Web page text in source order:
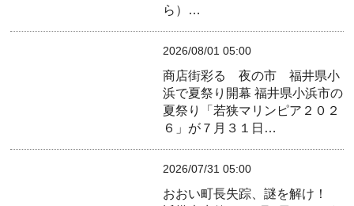
ら）…
2026/08/01 05:00
商店街彩る 夜の市 福井県小
浜で夏祭り開幕 福井県小浜市の
夏祭り「若狭マリンピア２０２
６」が７月３１日…
2026/07/31 05:00
おおい町長失踪、謎を解け！